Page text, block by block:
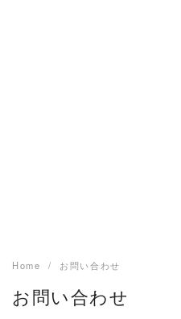
Home お問い合わせ
お問い合わせ